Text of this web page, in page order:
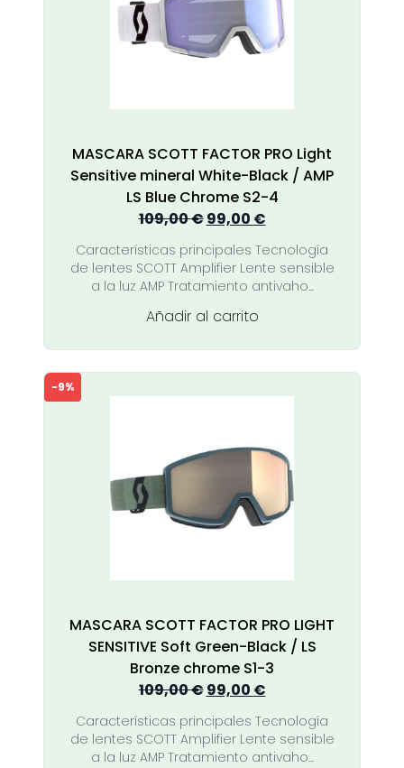
MASCARA SCOTT FACTOR PRO Light
Sensitive mineral White-Black / AMP
LS Blue Chrome S2-4
109,00€El
precio
original
era:
99,00 €El
precio
actual
es:
Características principales Tecnología
de lentes SCOTT Amplifier Lente sensible
a la luz AMP Tratamiento antivaho...
Añadir al carrito
-9%
MASCARA SCOTT FACTOR PRO LIGHT
SENSITIVE Soft Green-Black / LS
Bronze chrome S1-3
109,00€El
precio
original
era:
99,00 €El
precio
actual
es:
Características principales Tecnología
de lentes SCOTT Amplifier Lente sensible
a la luz AMP Tratamiento antivaho...